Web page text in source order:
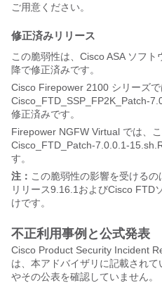
ご用意ください。
修正済みリリース
この脆弱性は、Cisco ASA ソフ
降で修正済みです。
Cisco Firepower 2100 シリーズ
Cisco_FTD_SSP_FP2K_Patch-
修正済みです。
Firepower NGFW Virtual では、
Cisco_FTD_Patch-7.0.0.1-
す。
注： この脆弱性の影響を受ける
リリース9.16.1およびCisco FTD
けです。
不正利用事例と公式発表
Cisco Product Security Incident
は、本アドバイザリに記載され
やその公表を確認していません。